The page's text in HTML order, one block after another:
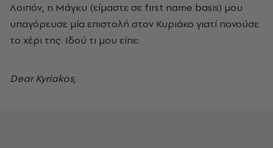
Λοιπόν, η Μάγκυ (είμαστε σε first name basis) μου
υπαγόρευσε μία επιστολή στον Κυριάκο γιατί πονούσε
το χέρι της. Iδού τι μου είπε:
Dear Kyriakos,